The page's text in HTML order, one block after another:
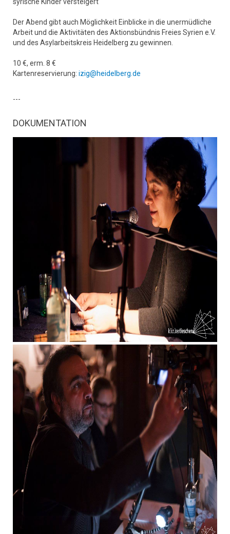
Der Abend gibt auch Möglichkeit Einblicke in die unermüdliche
Arbeit und die Aktivitäten des Aktionsbündnis Freies Syrien e.V.
und des Asylarbeitskreis Heidelberg zu gewinnen.
10 €, erm. 8 €
Kartenreservierung: izig@heidelberg.de
---
DOKUMENTATION